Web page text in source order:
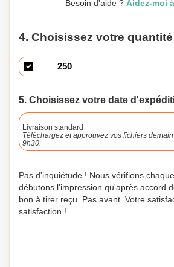
Besoin d'aide ? Aidez-moi
4. Choisissez votre quantité
5. Choisissez votre date
Livraison standard
Téléchargez et approuvez vos fichiers
9h30.
Pas d'inquiétude ! Nous vérifions
débutons l'impression qu'après accord
bon à tirer reçu. Pas avant. Votre
satisfaction !